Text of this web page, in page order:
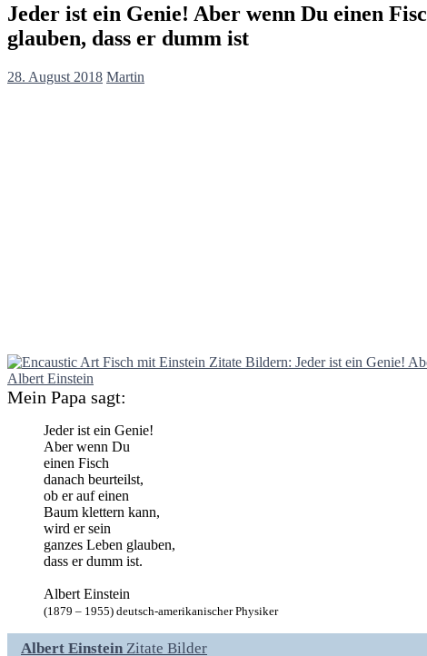
Jeder ist ein Genie! Aber wenn Du einen
glauben, dass er dumm ist
28. August 2018 Martin
Mein Papa sagt:
Jeder ist ein Genie!
Aber wenn Du
einen Fisch
danach beurteilst,
ob er auf einen
Baum klettern kann,
wird er sein
ganzes Leben glauben,
dass er dumm ist.
Albert Einstein
(1879 – 1955) deutsch-amerikanischer Physiker
Albert Einstein Zitate Bilder